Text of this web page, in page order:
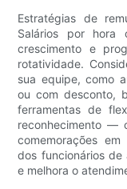
Estratégias de
Salários por hora
crescimento e
rotatividade.
sua equipe, como
ou com desconto,
ferramentas de
reconhecimento —
comemorações
dos funcionários
e melhora o